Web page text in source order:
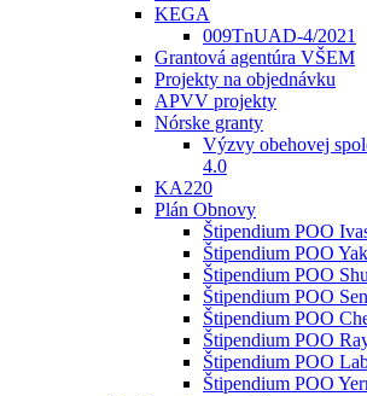
KEGA
009TnUAD-4/2021
Grantová agentúra VŠEM
Projekty na objednávku
APVV projekty
Nórske granty
Výzvy obehovej
4.0
KA220
Plán Obnovy
Štipendium POO
Štipendium POO
Štipendium POO
Štipendium POO
Štipendium POO
Štipendium POO
Štipendium POO
Štipendium POO